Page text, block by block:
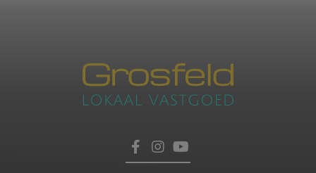
Contacteer ons
voor een afspraak
Laat hier uw gegevens achter, dan nemen wij zo
snel mogelijk contact met u op.
HOME